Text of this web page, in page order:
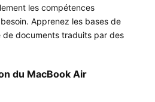
les compétences
Apprenez les bases de
de documents traduits par des
du MacBook Air